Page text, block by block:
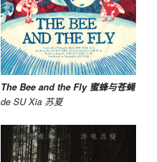
The Bee and the Fly 蜜蜂与苍蝇
de SU Xia 苏夏